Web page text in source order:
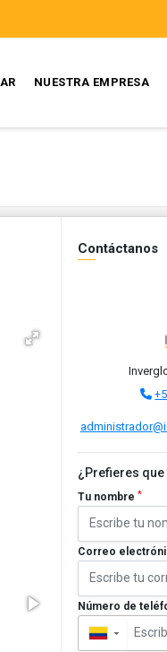
NUESTRA EMPRESA
Contáctanos
¿Prefieres
Tu nombre *
Correo
Número de
▼